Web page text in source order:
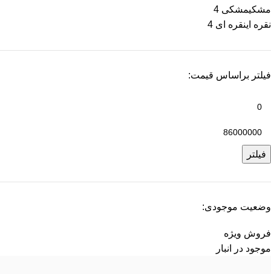
مشکیمشکی 4
نقره اینقره ای 4
فیلتر براساس قیمت:
فیلتر
وضعیت موجودی:
فروش ویژه
موجود در انبار